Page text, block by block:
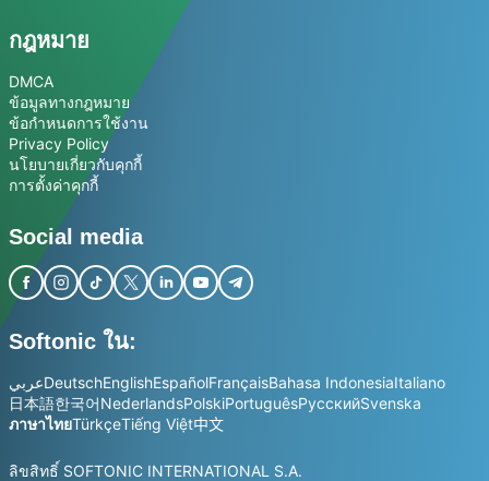
กฎหมาย
DMCA
ข้อมูลทางกฎหมาย
ข้อกำหนดการใช้งาน
Privacy Policy
นโยบายเกี่ยวกับคุกกี้
การตั้งค่าคุกกี้
Social media
Softonic ใน:
عربيDeutschEnglishEspañolFrançaisBahasa IndonesiaItaliano
日本語한국어NederlandsPolskiPortuguêsРусскийSvenska
ภาษาไทยTürkçeTiếng Việt中文
ลิขสิทธิ์ SOFTONIC INTERNATIONAL S.A.